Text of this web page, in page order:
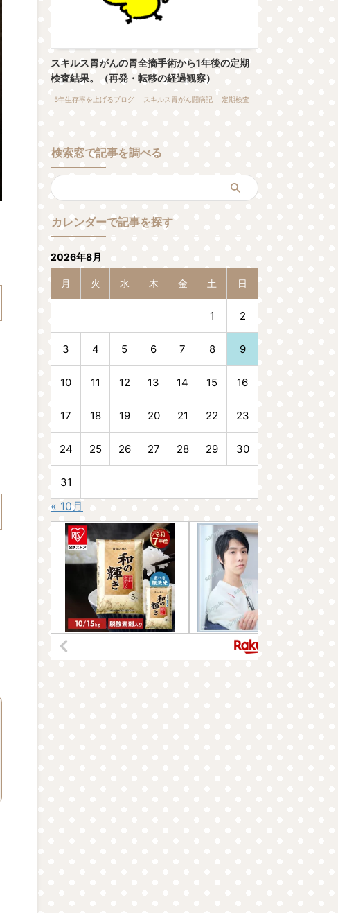
スキルス胃がんの胃全摘手術から1年後の定期
検査結果。（再発・転移の経過観察）
5年生存率を上げるブログ スキルス胃がん闘病記 定期検査
検索窓で記事を調べる
カレンダーで記事を探す
2026年8月
月 火 水 木 金 土 日
1 2
3 4 5 6 7 8 9
10 11 12 13 14 15 16
17 18 19 20 21 22 23
24 25 26 27 28 29 30
31
« 10月